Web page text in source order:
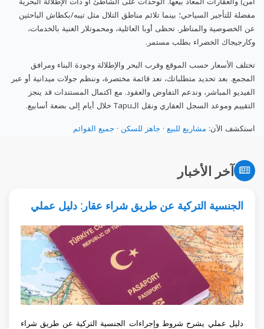
مفضلة للتأجير السياحي؛ بينما تلائم مناطق التلال مثل تيبه/بكطاش الباحثين
عن الخصوصية والمناظر. تحظى أوبا العائلية، ومحموتلار الغنية بالخدمات،
وكارجيجاك الخضراء بطلب مستمر.
تختلف الأسعار حسب الموقع وقرب البحر والإطلالة وجودة البناء ومرافق
المجمع. بعد تحديد متطلباتك، نعد قائمة مختصرة، وننظم جولات ميدانية أو عبر
الفيديو المباشر، وندعم التفاوض والعقود. مع اكتمال المستندات قد ينجز
التقييم وموعد السجل العقاري ونقل الـTapu خلال أيام إلى بضعة أسابيع.
استكشف الآن: مشاريع للبيع · جاهز للسكن · جميع القوائم
آخر الأخبار
الجنسية التركية عن طريق شراء عقار: دليل عملي
دليل عملي يشرح شروط وإجراءات الجنسية التركية عن طريق شراء